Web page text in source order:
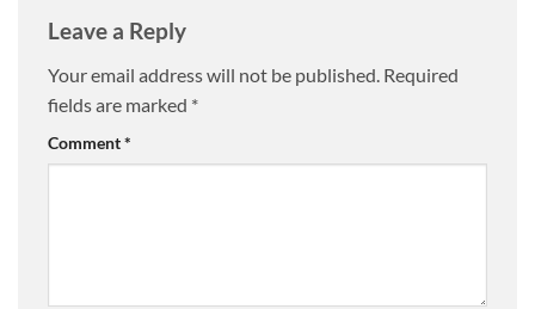
Leave a Reply
Your email address will not be published. Required
fields are marked *
Comment*